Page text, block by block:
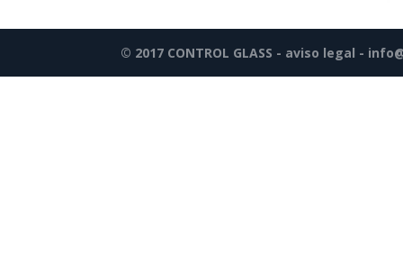
© 2017 CONTROL GLASS - aviso legal -